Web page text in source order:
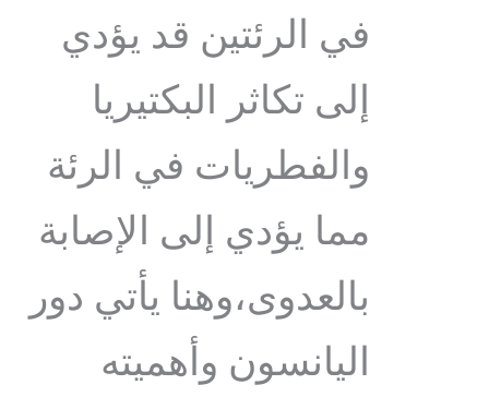
في الرئتين قد يؤدي
إلى تكاثر البكتيريا
والفطريات في الرئة
مما يؤدي إلى الإصابة
بالعدوى،وهنا يأتي دور
اليانسون وأهميته